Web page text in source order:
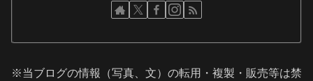
※当ブログの情報（写真、文）の転用・複製・販売等は禁